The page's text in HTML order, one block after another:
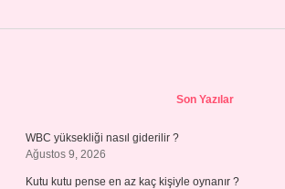
Son Yazılar
WBC yüksekliği nasıl giderilir ?
Ağustos 9, 2026
Kutu kutu pense en az kaç kişiyle oynanır ?